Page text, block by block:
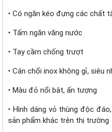
• Có ngăn kéo đựng các chất
• Tấm ngăn văng nước
• Tay cầm chống trượt
• Cán chổi inox không gỉ, siêu
• Màu đỏ nổi bật, ấn tượng
• Hình dáng vỏ thùng độc
sản phẩm khác trên thị trường